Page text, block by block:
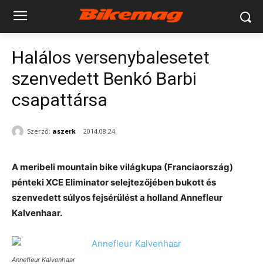
Halálos versenybalesetet
szenvedett Benkó Barbi
csapattársa
Szerző: aszerk 2014.08.24.
A meribeli mountain bike világkupa (Franciaország)
pénteki XCE Eliminator selejtezőjében bukott és
szenvedett súlyos fejsérülést a holland Annefleur
Kalvenhaar.
Annefleur Kalvenhaar